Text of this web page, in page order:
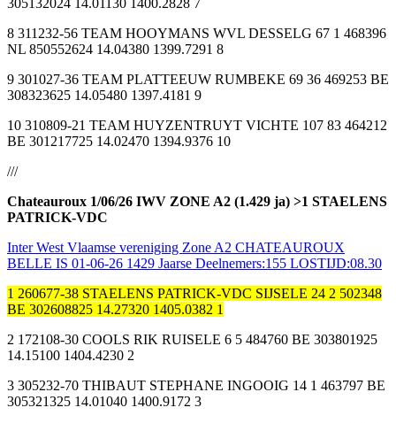
305132024 14.01130 1400.2828 7
8 311232-56 TEAM HOOYMANS WVL DESSELG 67 1 468396
NL 850552624 14.04380 1399.7291 8
9 301027-36 TEAM PLATTEEUW RUMBEKE 69 36 469253 BE
308323625 14.05480 1397.4181 9
10 310809-21 TEAM HUYZENTRUYT VICHTE 107 83 464212
BE 301217725 14.02470 1394.9376 10
///
Chateauroux 1/06/26 IWV ZONE A2 (1.429 ja) >1 STAELENS
PATRICK-VDC
Inter West Vlaamse vereniging Zone A2 CHATEAUROUX
BELLE IS 01-06-26 1429 Jaarse Deelnemers:155 LOSTIJD:08.30
1 260677-38 STAELENS PATRICK-VDC SIJSELE 24 2 502348
BE 302608825 14.27320 1405.0382 1
2 172108-30 COOLS RIK RUISELE 6 5 484760 BE 303801925
14.15100 1404.4230 2
3 305232-70 THIBAUT STEPHANE INGOOIG 14 1 463797 BE
305321325 14.01040 1400.9172 3